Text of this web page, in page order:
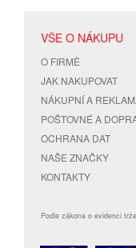
VŠE O NÁKUPU
O FIRMĚ
JAK NAKUPOVAT
NÁKUPNÍ A
POŠTOVNÉ A
OCHRANA DAT
NAŠE ZNAČKY
KONTAKTY
Podle zákona o evidenci